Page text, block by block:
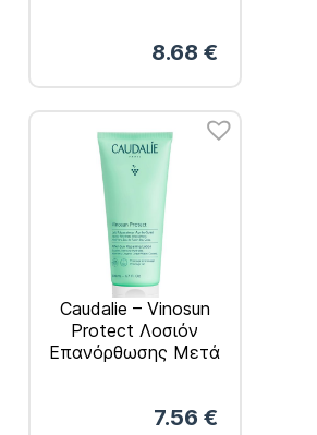
40ml8.68 €
Caudalie – Vinosun
Protect Λοσιόν
Επανόρθωσης Μετά
7.56 €